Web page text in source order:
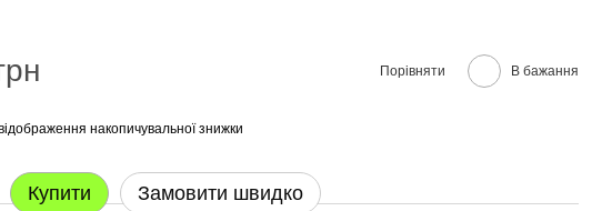
Порівняти В бажання
накопичувальної знижки
Купити Замовити швидко